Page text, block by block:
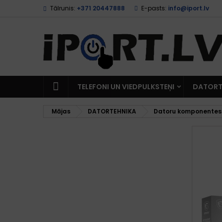
Tālrunis: +371 20447888 E-pasts: info@iport.lv
TELEFONI UN VIEDPULKSTEŅI
Mājas DATORTEHNIKA Datoru komponentes